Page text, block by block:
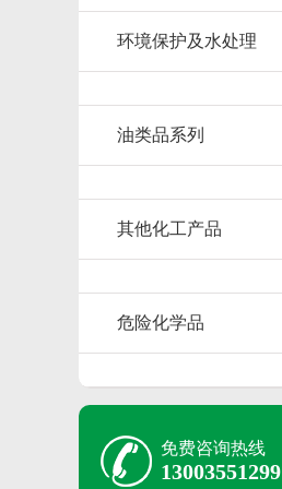
环境保护及水处理
油类品系列
其他化工产品
危险化学品
免费咨询热线
13003551299